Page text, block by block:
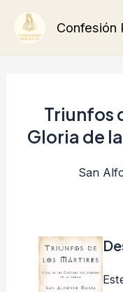
Confesión
Triunfos
Gloria de
San